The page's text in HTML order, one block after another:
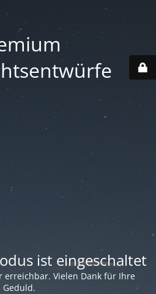
ist eingeschaltet
erreichbar. Vielen Dank für Ihre
Geduld.